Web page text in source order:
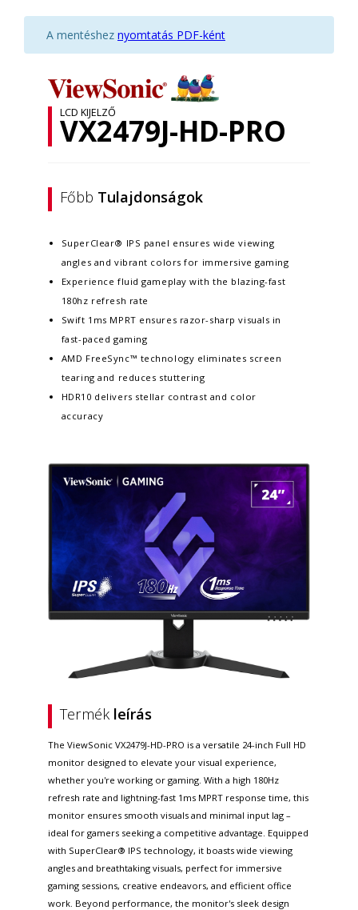
A mentéshez nyomtatás PDF-ként
LCD KIJELZŐ
VX2479J-HD-PRO
Főbb Tulajdonságok
SuperClear® IPS panel ensures wide viewing
angles and vibrant colors for immersive gaming
Experience fluid gameplay with the blazing-fast
180hz refresh rate
Swift 1ms MPRT ensures razor-sharp visuals in
fast-paced gaming
AMD FreeSync™ technology eliminates screen
tearing and reduces stuttering
HDR10 delivers stellar contrast and color
accuracy
Termék leírás
The ViewSonic VX2479J-HD-PRO is a versatile 24-inch Full HD
monitor designed to elevate your visual experience,
whether you're working or gaming. With a high 180Hz
refresh rate and lightning-fast 1ms MPRT response time, this
monitor ensures smooth visuals and minimal input lag –
ideal for gamers seeking a competitive advantage. Equipped
with SuperClear® IPS technology, it boasts wide viewing
angles and breathtaking visuals, perfect for immersive
gaming sessions, creative endeavors, and efficient office
work. Beyond performance, the monitor's sleek design